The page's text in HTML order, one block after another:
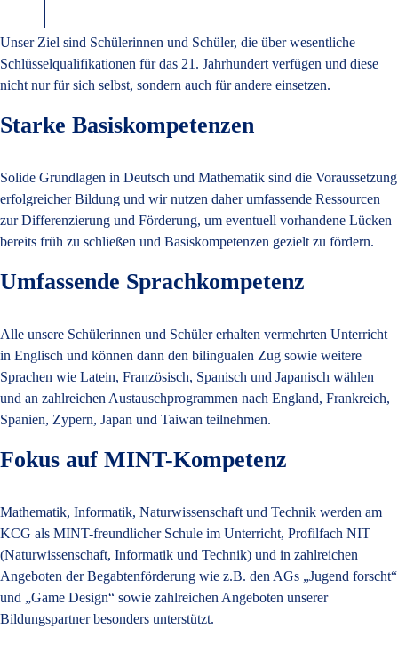
Unser Ziel sind Schülerinnen und Schüler, die über wesentliche
Schlüsselqualifikationen für das 21. Jahrhundert verfügen und diese
nicht nur für sich selbst, sondern auch für andere einsetzen.
Starke Basiskompetenzen
Solide Grundlagen in Deutsch und Mathematik sind die Voraussetzung
erfolgreicher Bildung und wir nutzen daher umfassende Ressourcen
zur Differenzierung und Förderung, um eventuell vorhandene Lücken
bereits früh zu schließen und Basiskompetenzen gezielt zu fördern.
Umfassende Sprachkompetenz
Alle unsere Schülerinnen und Schüler erhalten vermehrten Unterricht
in Englisch und können dann den bilingualen Zug sowie weitere
Sprachen wie Latein, Französisch, Spanisch und Japanisch wählen
und an zahlreichen Austauschprogrammen nach England, Frankreich,
Spanien, Zypern, Japan und Taiwan teilnehmen.
Fokus auf MINT-Kompetenz
Mathematik, Informatik, Naturwissenschaft und Technik werden am
KCG als MINT-freundlicher Schule im Unterricht, Profilfach NIT
(Naturwissenschaft, Informatik und Technik) und in zahlreichen
Angeboten der Begabtenförderung wie z.B. den AGs „Jugend forscht“
und „Game Design“ sowie zahlreichen Angeboten unserer
Bildungspartner besonders unterstützt.